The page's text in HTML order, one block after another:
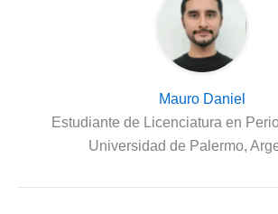
Mauro Daniel
Estudiante de Licenciatura en
Universidad de Palermo,